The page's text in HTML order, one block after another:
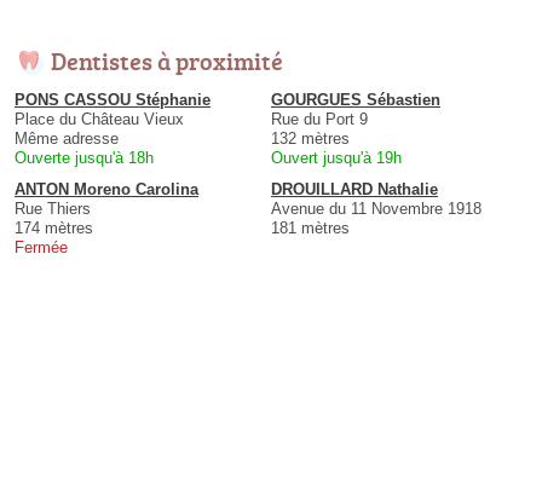
Dentistes à proximité
PONS CASSOU Stéphanie
Place du Château Vieux
Même adresse
Ouverte jusqu'à 18h
GOURGUES Sébastien
Rue du Port 9
132 mètres
Ouvert jusqu'à 19h
ANTON Moreno Carolina
Rue Thiers
174 mètres
Fermée
DROUILLARD Nathalie
Avenue du 11 Novembre 1918
181 mètres